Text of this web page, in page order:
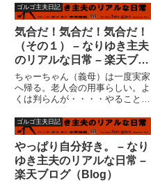
せん・・・今日、次女のクラスへ
行った。小学校２年生のお母さん
６人の中に混じった身長１７８ｃ
ｍ体重７８キロ体脂肪率約１
７％...
ゴルゴ主夫日記
気合だ！気合だ！気合だ！
（その１） – なりゆき主夫
のリアルな日常 – 楽天ブロ
グ（Blog）
ちゃーちゃん（義母）は一度実家
へ帰る。老人会の用事らしい。よ
くは判らんが・・・・やることは
ようがないというか。また月曜日
にやってくるとのことである。朝
早くに妻が駅まで送りに行った。
長男と次女が起きてきたので朝
飯...
ゴルゴ主夫日記
やっぱり自分好き。 – なり
ゆき主夫のリアルな日常 –
楽天ブログ（Blog）